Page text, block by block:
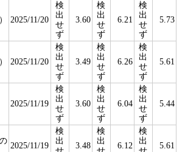
2025/11/20
検
出
せ
ず
3.60
検
出
せ
ず
6.21
検
出
せ
ず
5.73
2025/11/20
検
出
せ
ず
3.49
検
出
せ
ず
6.26
検
出
せ
ず
5.61
2025/11/19
検
出
せ
ず
3.60
検
出
せ
ず
6.04
検
出
せ
ず
5.44
2025/11/19
検
出
3.48
検
出
6.12
検
出
5.61